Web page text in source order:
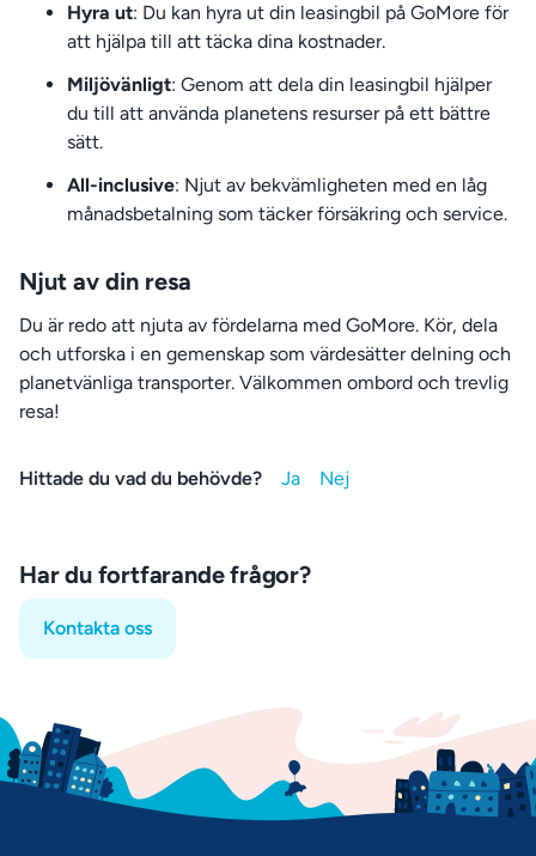
Hyra ut: Du kan hyra ut din leasingbil på GoMore för
att hjälpa till att täcka dina kostnader.
Miljövänligt: Genom att dela din leasingbil hjälper
du till att använda planetens resurser på ett bättre
sätt.
All-inclusive: Njut av bekvämligheten med en låg
månadsbetalning som täcker försäkring och service.
Njut av din resa
Du är redo att njuta av fördelarna med GoMore. Kör, dela
och utforska i en gemenskap som värdesätter delning och
planetvänliga transporter. Välkommen ombord och trevlig
resa!
Hittade du vad du behövde?
Har du fortfarande frågor?
Kontakta oss